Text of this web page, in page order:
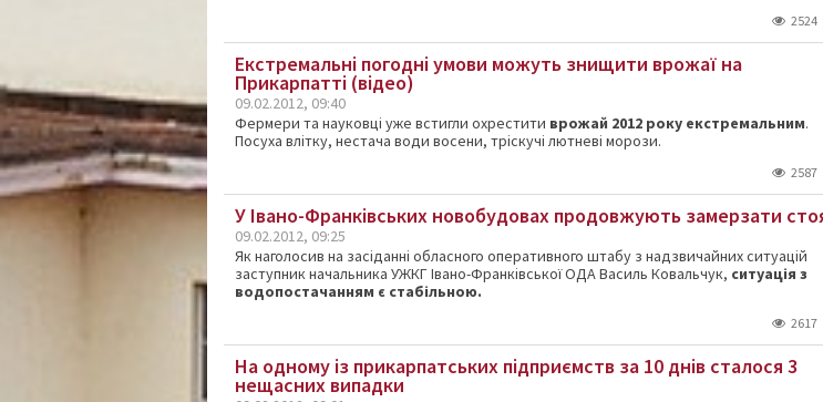
2524
Екстремальні погодні умови можуть знищити врожаї на
Прикарпатті (відео)
09.02.2012, 09:40
Фермери та науковці уже встигли охрестити врожай 2012 року екстремальним.
Посуха влітку, нестача води восени, тріскучі лютневі морози.
2587
У Івано-Франківських новобудовах продовжують замерзати
09.02.2012, 09:25
Як наголосив на засіданні обласного оперативного штабу з надзвичайних ситуацій
заступник начальника УЖКГ Івано-Франківської ОДА Василь Ковальчук, ситуація з
водопостачанням є стабільною.
2617
На одному із прикарпатських підприємств за 10 днів сталося 3
нещасних випадки